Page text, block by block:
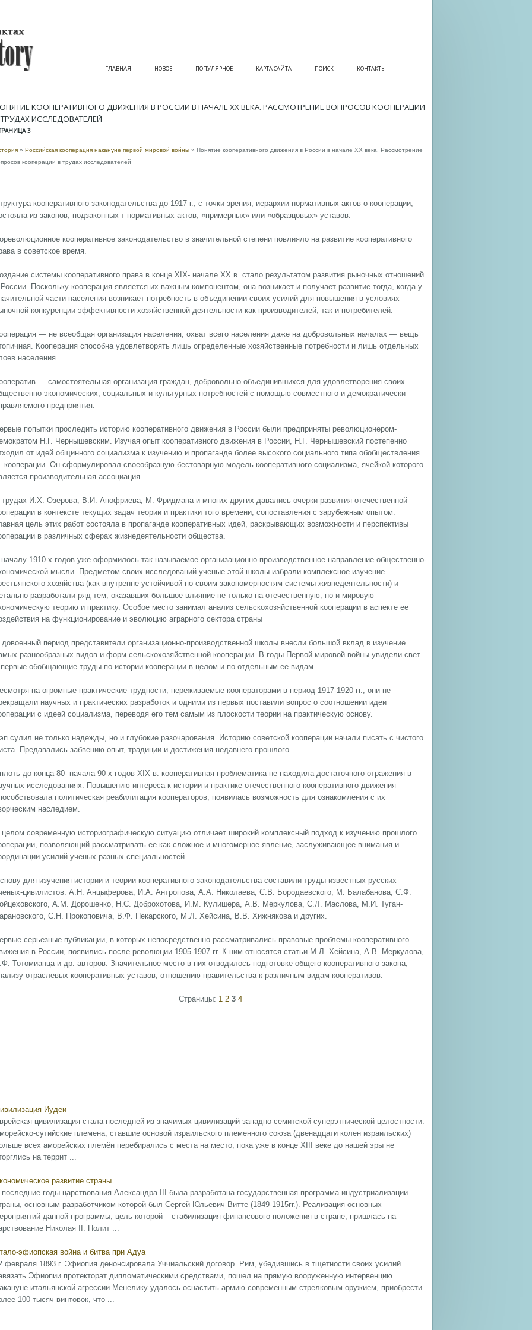
ГЛАВНАЯ НОВОЕ ПОПУЛЯРНОЕ КАРТА САЙТА ПОИСК КОНТАКТЫ
КООПЕРАТИВНОГО ДВИЖЕНИЯ В РОССИИ В НАЧАЛЕ ХХ ВЕКА. РАССМОТРЕНИЕ ВОПРОСОВ КООПЕРАЦИИ
ИССЛЕДОВАТЕЛЕЙ
3
» Российская кооперация накануне первой мировой войны » Понятие кооперативного движения в России в начале ХХ века. Рассмотрение
кооперации в трудах исследователей
кооперативного законодательства до 1917 г., с точки зрения, иерархии нормативных актов о кооперации,
из законов, подзаконных т нормативных актов, «примерных» или «образцовых» уставов.
кооперативное законодательство в значительной степени повлияло на развитие кооперативного
в советское время.
системы кооперативного права в конце XIX- начале XX в. стало результатом развития рыночных отношений
Поскольку кооперация является их важным компонентом, она возникает и получает развитие тогда, когда у
части населения возникает потребность в объединении своих усилий для повышения в условиях
конкуренции эффективности хозяйственной деятельности как производителей, так и потребителей.
— не всеобщая организация населения, охват всего населения даже на добровольных началах — вещь
Кооперация способна удовлетворять лишь определенные хозяйственные потребности и лишь отдельных
населения.
— самостоятельная организация граждан, добровольно объединившихся для удовлетворения своих
экономических, социальных и культурных потребностей с помощью совместного и демократически
предприятия.
попытки проследить историю кооперативного движения в России были предприняты революционером-
Н.Г. Чернышевским. Изучая опыт кооперативного движения в России, Н.Г. Чернышевский постепенно
от идей общинного социализма к изучению и пропаганде более высокого социального типа обобществления
Он сформулировал своеобразную бестоварную модель кооперативного социализма, ячейкой которого
производительная ассоциация.
трудах И.Х. Озерова, В.И. Анофриева, М. Фридмана и многих других давались очерки развития отечественной
в контексте текущих задач теории и практики того времени, сопоставления с зарубежным опытом.
цель этих работ состояла в пропаганде кооперативных идей, раскрывающих возможности и перспективы
в различных сферах жизнедеятельности общества.
началу 1910-х годов уже оформилось так называемое организационно-производственное направление общественно-
мысли. Предметом своих исследований ученые этой школы избрали комплексное изучение
хозяйства (как внутренне устойчивой по своим закономерностям системы жизнедеятельности) и
разработали ряд тем, оказавших большое влияние не только на отечественную, но и мировую
теорию и практику. Особое место занимал анализ сельскохозяйственной кооперации в аспекте ее
на функционирование и эволюцию аграрного сектора страны
довоенный период представители организационно-производственной школы внесли большой вклад в изучение
разнообразных видов и форм сельскохозяйственной кооперации. В годы Первой мировой войны увидели свет
обобщающие труды по истории кооперации в целом и по отдельным ее видам.
на огромные практические трудности, переживаемые кооператорами в период 1917-1920 гг., они не
научных и практических разработок и одними из первых поставили вопрос о соотношении идеи
с идеей социализма, переводя его тем самым из плоскости теории на практическую основу.
сулил не только надежды, но и глубокие разочарования. Историю советской кооперации начали писать с чистого
Предавались забвению опыт, традиции и достижения недавнего прошлого.
до конца 80- начала 90-х годов XIX в. кооперативная проблематика не находила достаточного отражения в
исследованиях. Повышению интереса к истории и практике отечественного кооперативного движения
политическая реабилитация кооператоров, появилась возможность для ознакомления с их
наследием.
целом современную историографическую ситуацию отличает широкий комплексный подход к изучению прошлого
позволяющий рассматривать ее как сложное и многомерное явление, заслуживающее внимания и
усилий ученых разных специальностей.
для изучения истории и теории кооперативного законодательства составили труды известных русских
цивилистов: А.Н. Анцыферова, И.А. Антропова, А.А. Николаева, С.В. Бородаевского, М. Балабанова, С.Ф.
A.M. Дорошенко, Н.С. Доброхотова, И.М. Кулишера, А.В. Меркулова, С.Л. Маслова, М.И. Туган-
С.Н. Прокоповича, В.Ф. Пекарского, М.Л. Хейсина, В.В. Хижнякова и других.
серьезные публикации, в которых непосредственно рассматривались правовые проблемы кооперативного
в России, появились после революции 1905-1907 гг. К ним относятся статьи М.Л. Хейсина, А.В. Меркулова,
Тотомианца и др. авторов. Значительное место в них отводилось подготовке общего кооперативного закона,
отраслевых кооперативных уставов, отношению правительства к различным видам кооперативов.
Страницы: 1 2 3 4
Иудеи
цивилизация стала последней из значимых цивилизаций западно-семитской суперэтнической целостности.
сутийские племена, ставшие основой израильского племенного союза (двенадцати колен израильских)
всех аморейских племён перебирались с места на место, пока уже в конце XIII веке до нашей эры не
на террит ...
развитие страны
последние годы царствования Александра III была разработана государственная программа индустриализации
основным разработчиком которой был Сергей Юльевич Витте (1849-1915гг.). Реализация основных
данной программы, цель которой – стабилизация финансового положения в стране, пришлась на
Николая II. Полит ...
эфиопская война и битва при Адуа
февраля 1893 г. Эфиопия денонсировала Уччиальский договор. Рим, убедившись в тщетности своих усилий
Эфиопии протекторат дипломатическими средствами, пошел на прямую вооруженную интервенцию.
итальянской агрессии Менелику удалось оснастить армию современным стрелковым оружием, приобрести
100 тысяч винтовок, что ...